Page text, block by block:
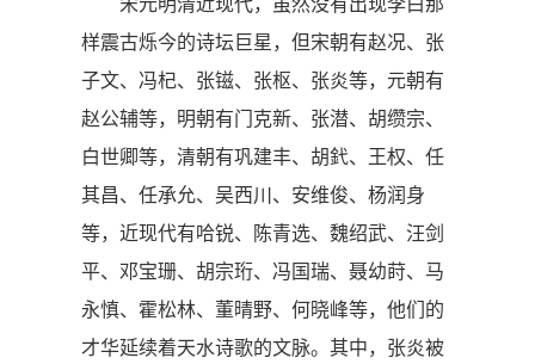
宋元明清近现代，虽然没有出现李白那
样震古烁今的诗坛巨星，但宋朝有赵况、张
子文、冯杞、张镃、张枢、张炎等，元朝有
赵公辅等，明朝有门克新、张潜、胡缵宗、
白世卿等，清朝有巩建丰、胡釴、王权、任
其昌、任承允、吴西川、安维俊、杨润身
等，近现代有哈锐、陈青选、魏绍武、汪剑
平、邓宝珊、胡宗珩、冯国瑞、聂幼莳、马
永慎、霍松林、董晴野、何晓峰等，他们的
才华延续着天水诗歌的文脉。其中，张炎被